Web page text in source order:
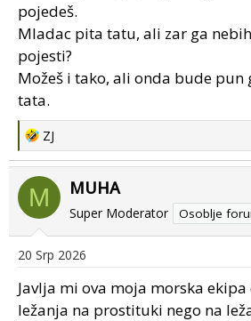
pojedeš.
Mladac pita tatu, ali zar ga
pojesti?
Možeš i tako, ali onda bude pun
tata.
R
e
a
c
t
i
n
s
:
ZJ
M MUHA
Super Moderator Osoblje
20 Srp 2026
Javlja mi ova moja morska
ležanja na prostituki nego na